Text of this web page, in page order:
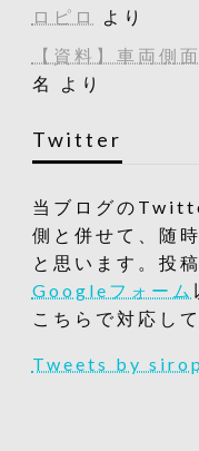
ロピロ
より
【資料】車両側
名
より
Twitter
当ブログの
側と併せて、随
と思います。投
Googleフォーム
こちらで対応し
Tweets by